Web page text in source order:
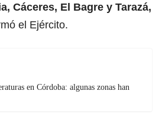
Cáceres, El Bagre y Tarazá,
el Ejército.
en Córdoba: algunas zonas han